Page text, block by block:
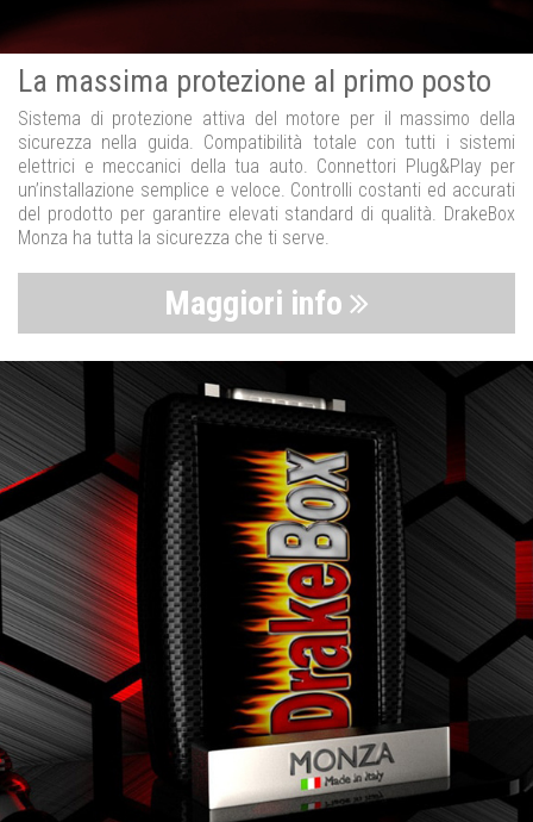
La massima protezione al primo posto
Sistema di protezione attiva del motore per il massimo della
sicurezza nella guida. Compatibilità totale con tutti i sistemi
elettrici e meccanici della tua auto. Connettori Plug&Play per
un’installazione semplice e veloce. Controlli costanti ed accurati
del prodotto per garantire elevati standard di qualità. DrakeBox
Monza ha tutta la sicurezza che ti serve.
Maggiori info